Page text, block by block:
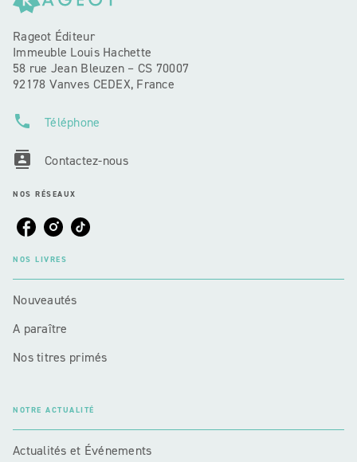
Rageot Éditeur
Immeuble Louis Hachette
58 rue Jean Bleuzen – CS 70007
92178 Vanves CEDEX, France
phone Téléphone
contacts Contactez-nous
NOS RÉSEAUX
NOS LIVRES
Nouveautés
A paraître
Nos titres primés
NOTRE ACTUALITÉ
Actualités et Événements